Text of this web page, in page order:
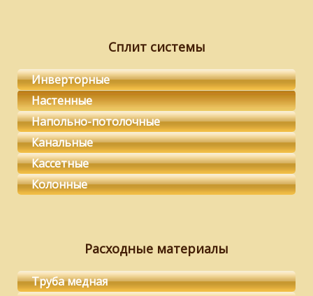
Сплит системы
Инверторные
Настенные
Напольно-потолочные
Канальные
Кассетные
Колонные
Расходные материалы
Труба медная